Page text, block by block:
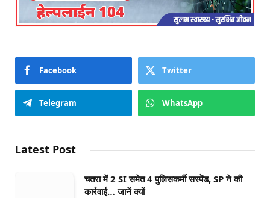
Facebook Twitter
Telegram WhatsApp
Latest Post
चतरा में 2 SI समेत 4 पुलिसकर्मी सस्पेंड, SP ने की
कार्रवाई… जानें क्यों